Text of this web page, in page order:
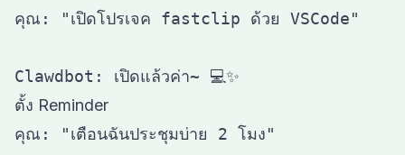
คุณ: "เปิดโปรเจค fastclip ด้วย VSCode"
ตั้ง Reminder
คุณ: "เตือนฉันประชุมบ่าย 2 โมง"